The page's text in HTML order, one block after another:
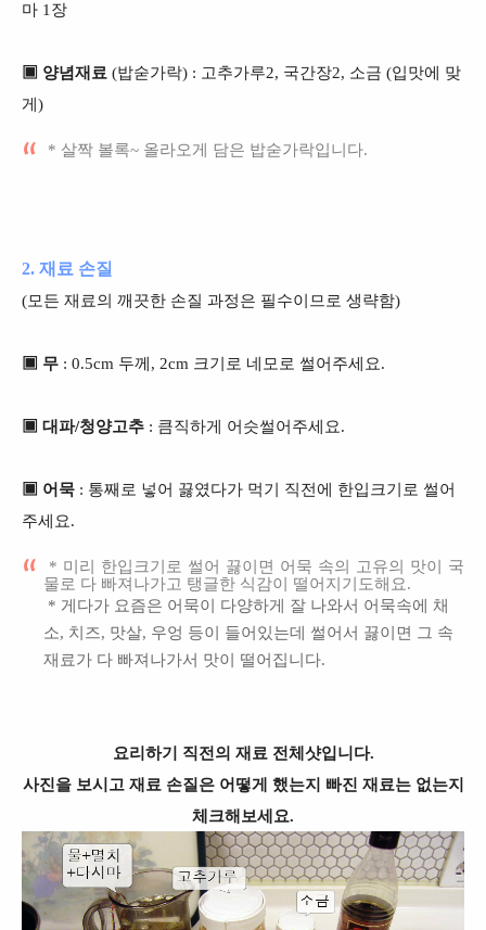
마 1장
▣ 양념재료 (밥숟가락) : 고추가루2, 국간장2, 소금 (입맛에 맞
게)
* 살짝 볼록~ 올라오게 담은 밥숟가락입니다.
2. 재료 손질
(모든 재료의 깨끗한 손질 과정은 필수이므로 생략함)
▣ 무 : 0.5cm 두께, 2cm 크기로 네모로 썰어주세요.
▣ 대파/청양고추 : 큼직하게 어슷썰어주세요.
▣ 어묵 : 통째로 넣어 끓였다가 먹기 직전에 한입크기로 썰어
주세요.
* 미리 한입크기로 썰어 끓이면 어묵 속의 고유의 맛이 국
물로 다 빠져나가고 탱글한 식감이 떨어지기도해요.
* 게다가 요즘은 어묵이 다양하게 잘 나와서 어묵속에 채
소, 치즈, 맛살, 우엉 등이 들어있는데 썰어서 끓이면 그 속
재료가 다 빠져나가서 맛이 떨어집니다.
요리하기 직전의 재료 전체샷입니다.
사진을 보시고 재료 손질은 어떻게 했는지 빠진 재료는 없는지
체크해보세요.